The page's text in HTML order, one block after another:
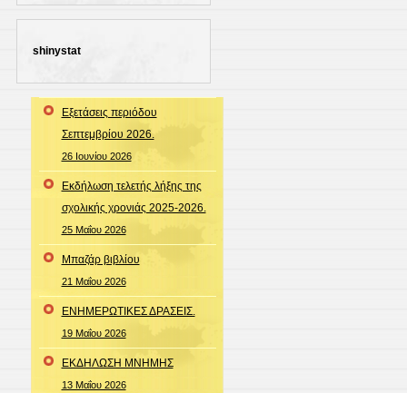
shinystat
Εξετάσεις περιόδου
Σεπτεμβρίου 2026.
26 Ιουνίου 2026
Εκδήλωση τελετής λήξης της
σχολικής χρονιάς 2025-2026.
25 Μαΐου 2026
Μπαζάρ βιβλίου
21 Μαΐου 2026
ΕΝΗΜΕΡΩΤΙΚΕΣ ΔΡΑΣΕΙΣ.
19 Μαΐου 2026
ΕΚΔΗΛΩΣΗ ΜΝΗΜΗΣ
13 Μαΐου 2026